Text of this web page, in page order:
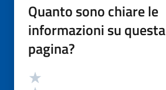
Quanto sono chiare le
informazioni su questa
pagina?
Valutazione